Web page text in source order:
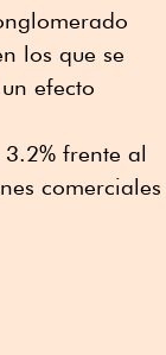
los que se
efecto
frente al
comerciales